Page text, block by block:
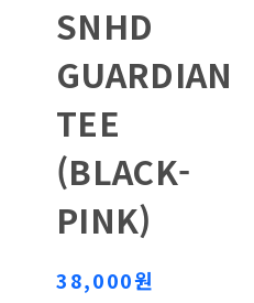
SNHD
GUARDIAN
TEE
(BLACK-
PINK)
38,000원